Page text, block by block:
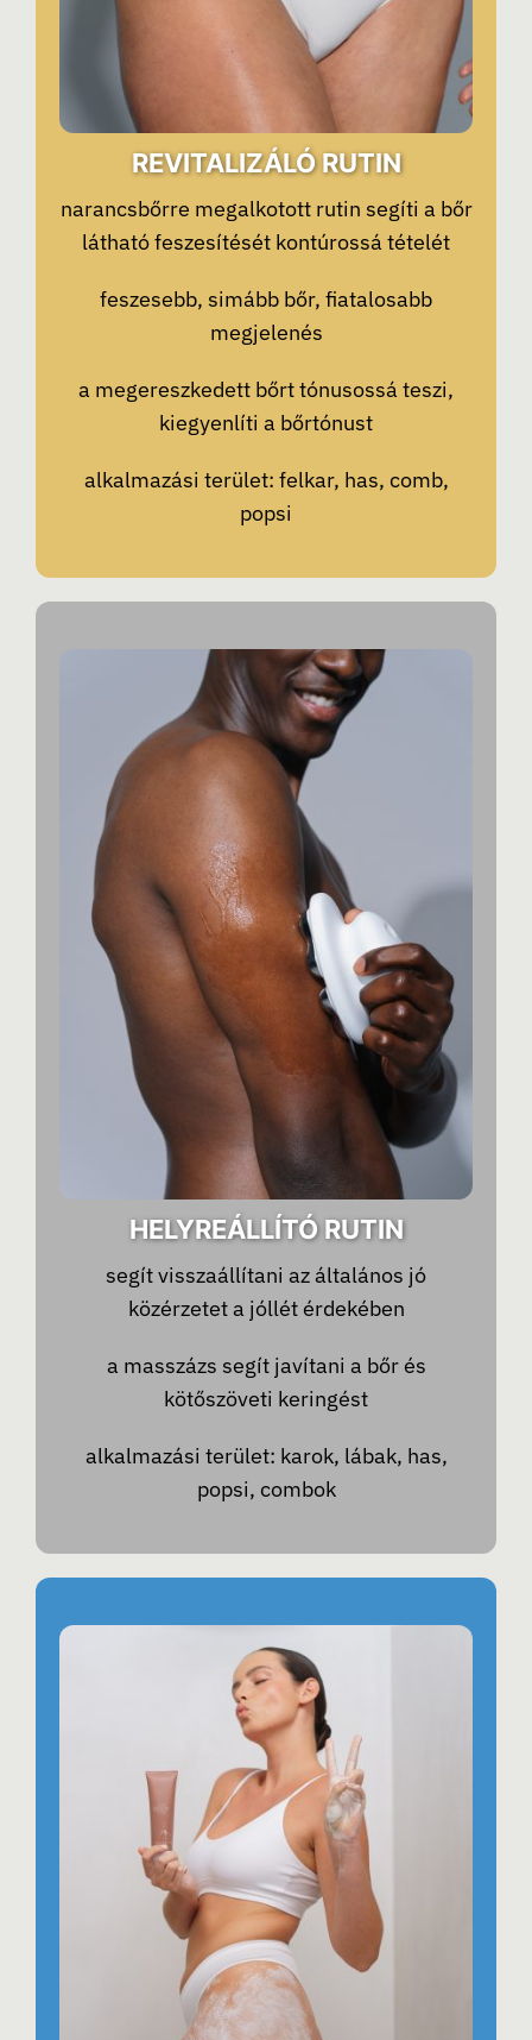
REVITALIZÁLÓ RUTIN
narancsbőrre megalkotott rutin segíti a bőr
látható feszesítését kontúrossá tételét
feszesebb, simább bőr, fiatalosabb
megjelenés
a megereszkedett bőrt tónusossá teszi,
kiegyenlíti a bőrtónust
alkalmazási terület: felkar, has, comb,
popsi
HELYREÁLLÍTÓ RUTIN
segít visszaállítani az általános jó
közérzetet a jóllét érdekében
a masszázs segít javítani a bőr és
kötőszöveti keringést
alkalmazási terület: karok, lábak, has,
popsi, combok